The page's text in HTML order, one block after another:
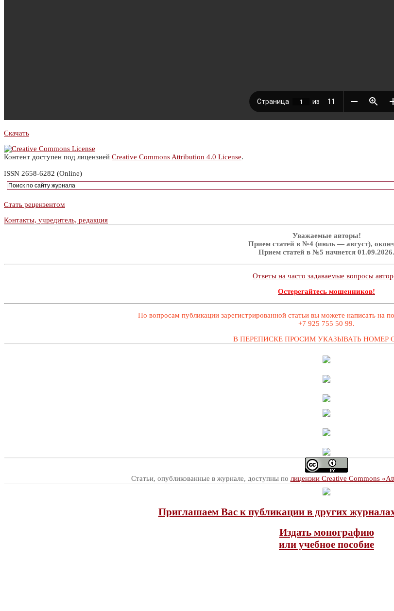
Скачать
Контент доступен под лицензией Creative Commons Attribution 4.0 License.
ISSN 2658-6282 (Online)
Стать рецензентом
Контакты, учредитель, редакция
Уважаемые авторы!
Прием статей в №4 (июль — август),
Прием статей в №5 начнется 01.09.2026.
Ответы на часто задаваемые вопросы
Остерегайтесь мошенников!
По вопросам публикации зарегистрированной статьи вы можете написать на
+7 925 755 50 99.
В ПЕРЕПИСКЕ ПРОСИМ УКАЗЫВАТЬ НОМЕР
Статьи, опубликованные в журнале, доступны по лицензии Creative Commons
Приглашаем Вас к публикации в других
Издать монографию
или учебное пособие